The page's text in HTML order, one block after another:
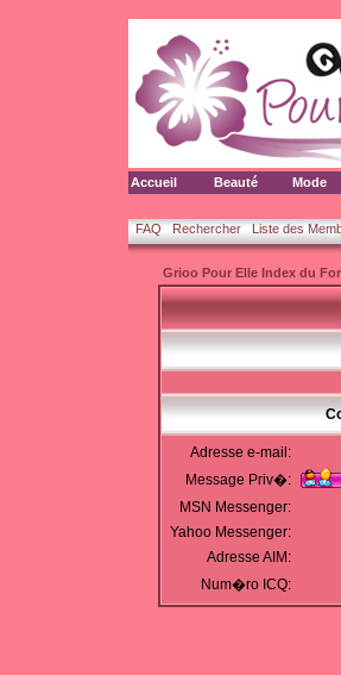
Accueil Beauté Mode
FAQ Rechercher Liste des
Grioo Pour Elle Index du
Adresse e-mail:
Message Priv�:
MSN Messenger:
Yahoo Messenger:
Adresse AIM:
Num�ro ICQ: